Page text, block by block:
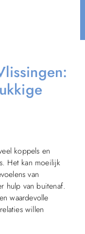
koppels en
Het kan moeilijk
van
hulp van buitenaf.
waardevolle
willen